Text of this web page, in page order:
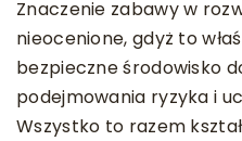
Znaczenie zabawy w
nieocenione, gdyż to
bezpieczne środowisko
podejmowania ryzyka i
Wszystko to razem